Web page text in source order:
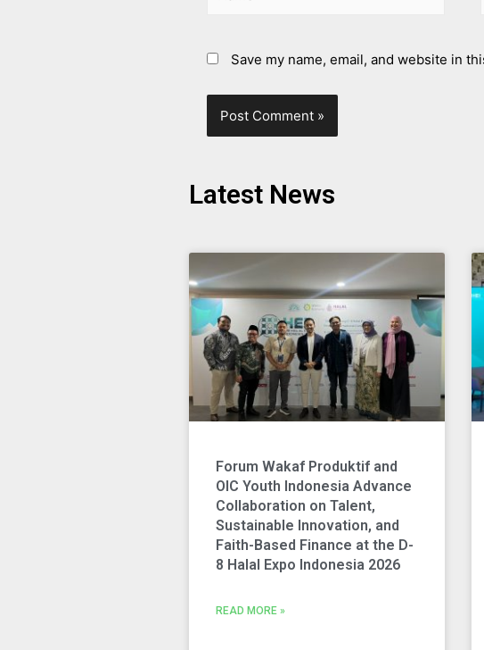
Save my name, email, and website in
Latest News
Forum Wakaf Produktif and
OIC Youth Indonesia Advance
Collaboration on Talent,
Sustainable Innovation, and
Faith-Based Finance at the D-
8 Halal Expo Indonesia 2026
READ MORE »